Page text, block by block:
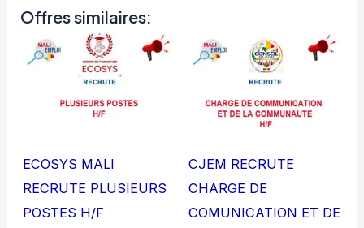
Offres similaires:
ECOSYS MALI
RECRUTE PLUSIEURS
POSTES H/F
CJEM RECRUTE
CHARGE DE
COMUNICATION ET DE